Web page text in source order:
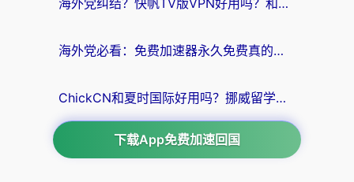
海外党纠结？快帆TV版VPN好用吗？和扇贝手游VPN对比哪个回国效果更好？
海外党必看：免费加速器永久免费真的存在吗？教你选对回国加速器无缝刷国内资源
ChickCN和夏时国际好用吗？挪威留学生亲测3款回国加速器，附穿梭和加速喵对比指南
下载App免费加速回国